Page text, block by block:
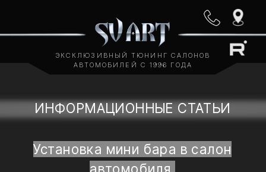
Установка мини бара в салон
автомобиля.
Изысканной, домашней принадлежностью
VIP-салона автомобиля или мобильного
офиса на колесах является мини бар.
ИНФОРМАЦИОННЫЕ СТАТЬИ
ЭКСКЛЮЗИВНЫЙ ТЮНИНГ САЛОНОВ
АВТОМОБИЛЕЙ С 1996 ГОДА